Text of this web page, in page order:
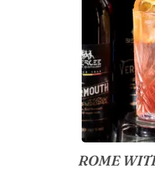
ROME